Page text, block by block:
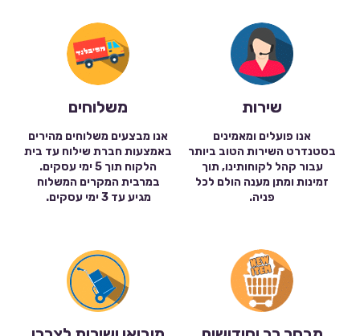
שירות
אנו פועלים ומאמינים
בסטנדרט השירות הטוב ביותר
עבור קהל לקוחותינו, תוך
זמינות ומתן מענה הולם לכל
פניה.
משלוחים
אנו מבצעים משלוחים מהירים
באמצעות חברת שילוח עד בית
הלקוח תוך 5 ימי עסקים.
במרבית המקרים המשלוח
מגיע עד 3 ימי עסקים.